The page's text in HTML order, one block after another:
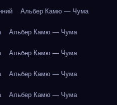
Альбер Камю — Чума
Альбер Камю — Чума
Альбер Камю — Чума
Альбер Камю — Чума
Альбер Камю — Чума